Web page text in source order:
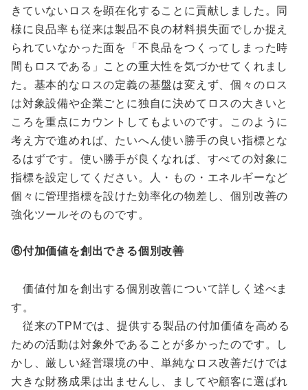
きていないロスを顕在化することに貢献しました。同
様に良品率も従来は製品不良の材料損失面でしか捉え
られていなかった面を「不良品をつくってしまった時
間もロスである」ことの重大性を気づかせてくれまし
た。基本的なロスの定義の基盤は変えず、個々のロス
は対象設備や企業ごとに独自に決めてロスの大きいと
ころを重点にカウントしてもよいのです。このように
考え方で進めれば、たいへん使い勝手の良い指標とな
るはずです。使い勝手が良くなれば、すべての対象に
指標を設定してください。人・もの・エネルギーなど
個々に管理指標を設けた効率化の物差し、個別改善の
強化ツールそのものです。
⑥付加価値を創出できる個別改善
価値付加を創出する個別改善について詳しく述べま
す。
従来のTPMでは、提供する製品の付加価値を高める
ための活動は対象外であることが多かったのです。し
かし、厳しい経営環境の中、単純なロス改善だけでは
大きな財務成果は出ませんし、ましてや顧客に選ばれ